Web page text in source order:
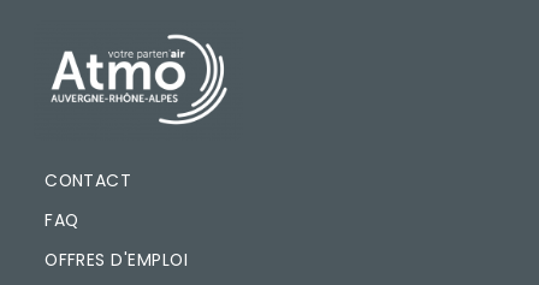
PIED DE PAGE
CONTACT
FAQ
OFFRES D'EMPLOI